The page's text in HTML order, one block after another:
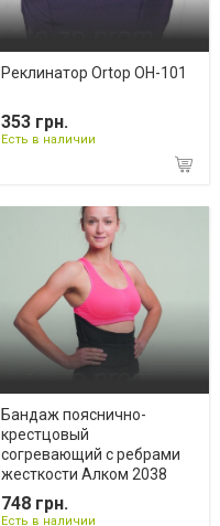
Реклинатор Ortop OH-101
353 грн.
Есть в наличии
Бандаж пояснично-
крестцовый
согревающий с ребрами
жесткости Алком 2038
748 грн.
Есть в наличии